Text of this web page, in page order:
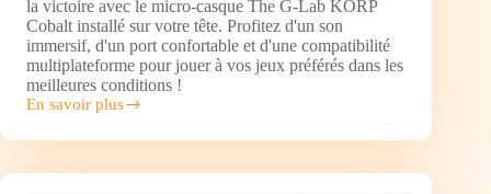
la victoire avec le micro-casque The G-Lab KORP
Cobalt installé sur votre tête. Profitez d'un son
immersif, d'un port confortable et d'une compatibilité
multiplateforme pour jouer à vos jeux préférés dans les
meilleures conditions !
En savoir plus
The